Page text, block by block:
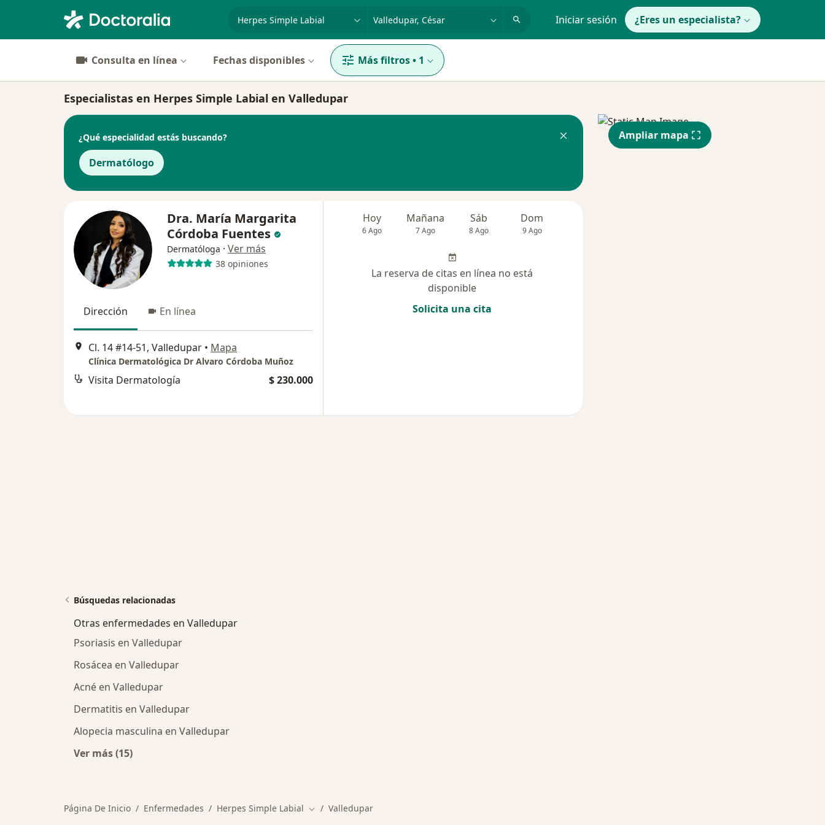
Iniciar sesión ¿Eres un especialista?
Consulta en línea Fechas disponibles Más filtros• 1
Especialistas en Herpes Simple Labial en Valledupar
¿Qué especialidad estás buscando?
Dermatólogo
Dra. María Margarita
Córdoba Fuentes
Dermatóloga · Ver más
38 opiniones
Dirección En línea
Cl. 14 #14-51, Valledupar • Mapa
Clínica Dermatológica Dr Alvaro Córdoba Muñoz
Visita Dermatología $ 230.000
Hoy
6 Ago
Mañana
7 Ago
Sáb
8 Ago
Dom
9 Ago
La reserva de citas en línea no está
disponible
Solicita una cita
Ampliar mapa
Búsquedas relacionadas
Otras enfermedades en Valledupar
Psoriasis en Valledupar
Rosácea en Valledupar
Acné en Valledupar
Dermatitis en Valledupar
Alopecia masculina en Valledupar
Ver más (15)
Página De Inicio Enfermedades Herpes Simple Labial Cambiar de ciudad
Valledupar